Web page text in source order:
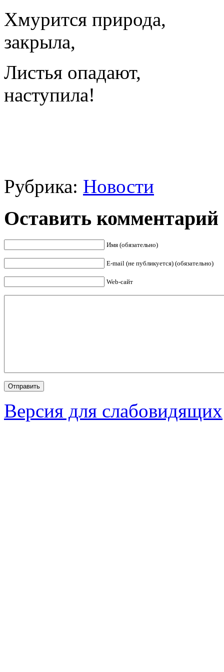
Хмурится
закрыла,
Листья
наступила!
Рубрика: Новости
Оставить комментарий
Имя (обязательно)
E-mail (не публикуется) (обязательно)
Web-сайт
Версия для слабовидящих